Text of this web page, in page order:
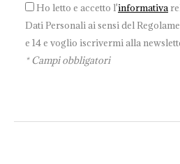
Ho letto e accetto l'informativa
Dati Personali ai sensi del
e 14 e voglio iscrivermi alla
* Campi obbligatori